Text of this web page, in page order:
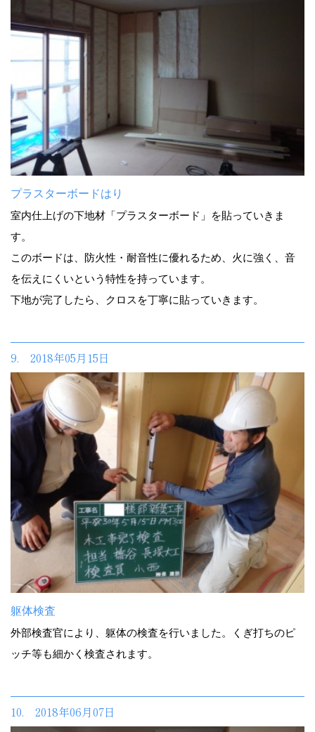
プラスターボードはり
室内仕上げの下地材「プラスターボード」を貼っていきま
す。
このボードは、防火性・耐音性に優れるため、火に強く、音
を伝えにくいという特性を持っています。
下地が完了したら、クロスを丁寧に貼っていきます。
9. 2018年05月15日
躯体検査
外部検査官により、躯体の検査を行いました。くぎ打ちのピ
ッチ等も細かく検査されます。
10. 2018年06月07日